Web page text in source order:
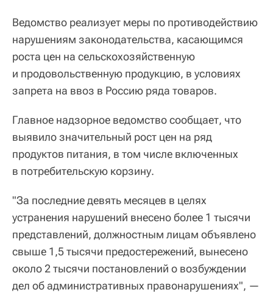
Ведомство реализует меры по противодействию
нарушениям законодательства, касающимся
роста цен на сельскохозяйственную
и продовольственную продукцию, в условиях
запрета на ввоз в Россию ряда товаров.
Главное надзорное ведомство сообщает, что
выявило значительный рост цен на ряд
продуктов питания, в том числе включенных
в потребительскую корзину.
"За последние девять месяцев в целях
устранения нарушений внесено более 1 тысячи
представлений, должностным лицам объявлено
свыше 1,5 тысячи предостережений, вынесено
около 2 тысячи постановлений о возбуждении
дел об административных правонарушениях", —